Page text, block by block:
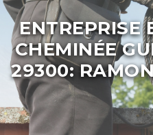
ENTREPRISE
CHEMINÉE
29300: